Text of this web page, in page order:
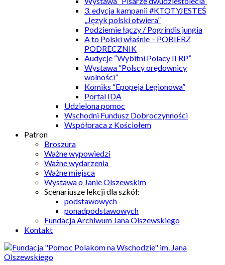
3. edycja kampanii #KTOTYJESTEŚ
„Język polski otwiera”
Podziemie łączy / Pogrindis jungia
A to Polski właśnie – POBIERZ
PODRECZNIK
Audycje “Wybitni Polacy II RP”
Wystawa “Polscy orędownicy
wolności”
Komiks “Epopeja Legionowa”
Portal IDA
Udzielona pomoc
Wschodni Fundusz Dobroczynności
Współpraca z Kościołem
Patron
Broszura
Ważne wypowiedzi
Ważne wydarzenia
Ważne miejsca
Wystawa o Janie Olszewskim
Scenariusze lekcji dla szkół:
podstawowych
ponadpodstawowych
Fundacja Archiwum Jana Olszewskiego
Kontakt